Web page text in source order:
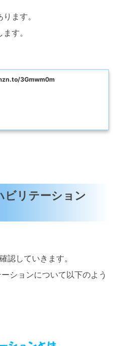
ます。
す。
3Gmwm0m
ビリテーション
認していきます。
ションについて以下のよう